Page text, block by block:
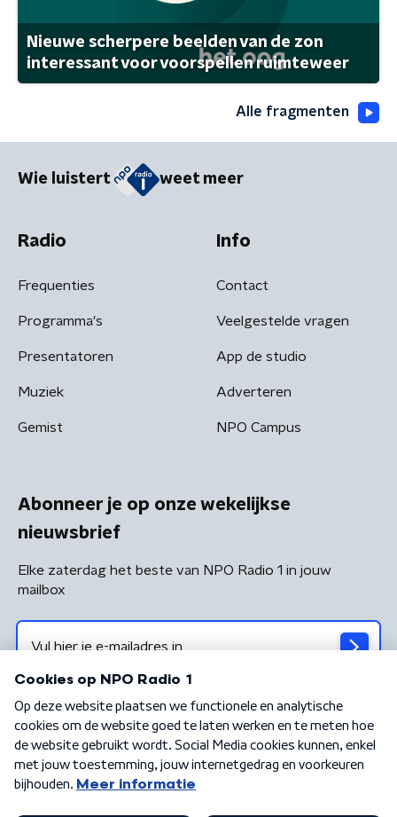
Nieuwe scherpere beelden van de zon
interessant voor voorspellen ruimteweer
Alle fragmenten
Wie luistert weet meer
Radio
Frequenties
Programma's
Presentatoren
Muziek
Gemist
Info
Contact
Veelgestelde vragen
App de studio
Adverteren
NPO Campus
Abonneer je op onze wekelijkse
nieuwsbrief
Elke zaterdag het beste van NPO Radio 1 in jouw
mailbox
Algemene voorwaarden